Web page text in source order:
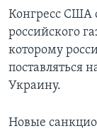
Конгресс США
российского
которому
поставляться
Украину.
Новые